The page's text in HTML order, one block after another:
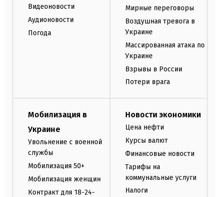
Видеоновости
Аудионовости
Погода
Мирные переговоры
Воздушная тревога в
Украине
Массированная атака по
Украине
Взрывы в России
Потери врага
Мобилизация в
Украине
Увольнение с военной
службы
Мобилизация 50+
Мобилизация женщин
Контракт для 18-24-
Новости экономики
Цена нефти
Курсы валют
Финансовые новости
Тарифы на
коммунальные услуги
Налоги